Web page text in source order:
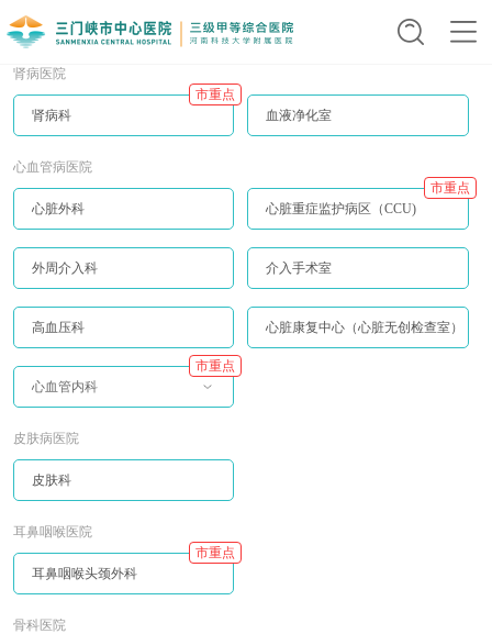
肾病医院
肾病科
市重点
血液净化室
心血管病医院
心脏外科 心脏重症监护病区（CCU)
市重点
外周介入科 介入手术室
高血压科 心脏康复中心（心脏无创检查室）
心血管内科
市重点
皮肤病医院
皮肤科
耳鼻咽喉医院
耳鼻咽喉头颈外科
市重点
骨科医院